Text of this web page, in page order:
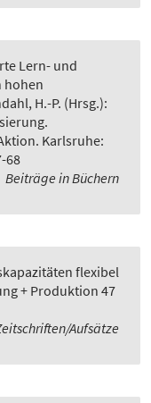
Lern- und
hohen
H.-P. (Hrsg.):
Karlsruhe:
68
Beiträge in Büchern
flexibel
+ Produktion 47
Aufsätze